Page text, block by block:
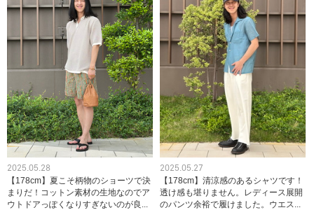
2025.05.28
【178cm】夏こそ柄物のショーツで決
まりだ！コットン素材の生地なのでア
ウトドアっぽくなりすぎないのが良...
2025.05.27
【178cm】清涼感のあるシャツです！
透け感も堪りません。レディース展開
のパンツ余裕で履けました。ウエス...